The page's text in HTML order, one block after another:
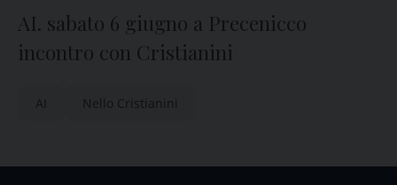
AI. sabato 6 giugno a Precenicco
incontro con Cristianini
AI Nello Cristianini